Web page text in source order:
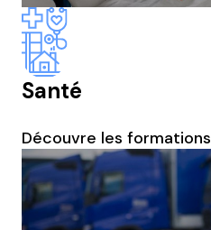
Santé
Découvre les formations